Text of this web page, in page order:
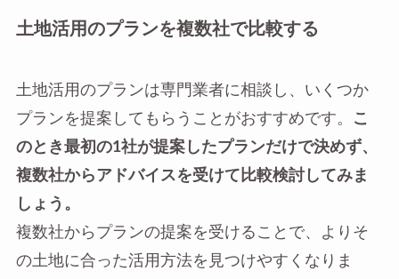
土地活用のプランを複数社で比較する
土地活用のプランは専門業者に相談し、いくつか
プランを提案してもらうことがおすすめです。
こ
のとき最初の1社が提案したプランだけで決めず、
複数社からアドバイスを受けて比較検討してみま
しょう。
複数社からプランの提案を受けることで、よりそ
の土地に合った活用方法を見つけやすくなりま